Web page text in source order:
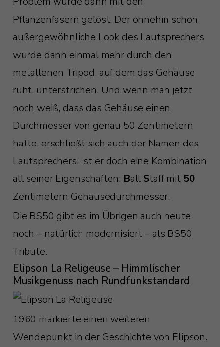
Pflanzenfasern gelöst. Der ohnehin schon
außergewöhnliche Look des Lautsprechers
wurde dann einmal mehr durch den
metallenen Tripod, auf dem das Gehäuse
ruht, unterstrichen. Und wenn man jetzt
noch weiß, dass das Gehäuse einen
Durchmesser von genau 50 Zentimetern
hatte, erschließt sich auch der Namen des
Lautsprechers. Ist er doch eine Kombination
all seiner Eigenschaften: Ball Staff mit 50
Zentimetern Gehäusedurchmesser.
Die BS50 gibt es im Übrigen auch heute
noch – natürlich modernisiert – als BS50
Tribute.
Elipson La Religeuse – Himmlischer
Musikgenuss nach Rundfunkstandard
1960 markierte einen weiteren
Wendepunkt in der Geschichte von Elipson.